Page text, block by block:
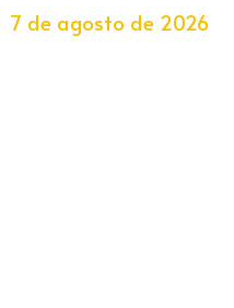
7 de agosto de 2026